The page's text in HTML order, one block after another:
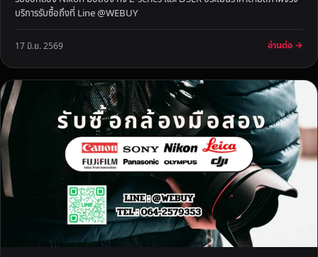
ง
บริการรับซื้อถึงที่ Line @WEBUY
17 มิ.ย. 2569 อ่านต่อ →